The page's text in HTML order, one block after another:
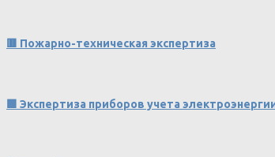
🟥 Пожарно-техническая экспертиза
🟩 Экспертиза приборов учета